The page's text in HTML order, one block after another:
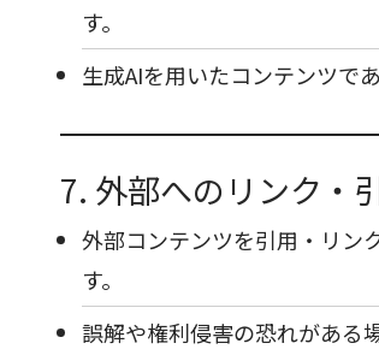
す。
生成AIを用いたコンテンツで
7. 外部へのリンク・
外部コンテンツを引用・リン
す。
誤解や権利侵害の恐れがある場